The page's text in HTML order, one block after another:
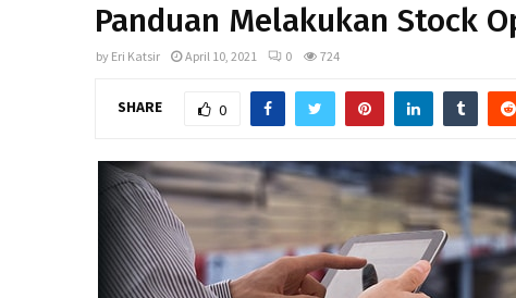
Panduan Melakukan Stock
by Eri Katsir April 10, 2021 0 724
SHARE 0